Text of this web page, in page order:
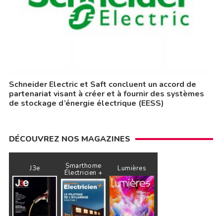
Schneider Electric et Saft concluent un accord de
partenariat visant à créer et à fournir des systèmes
de stockage d’énergie électrique (EESS)
DÉCOUVREZ NOS MAGAZINES
J3e Smarthome
Électricien + Lumières